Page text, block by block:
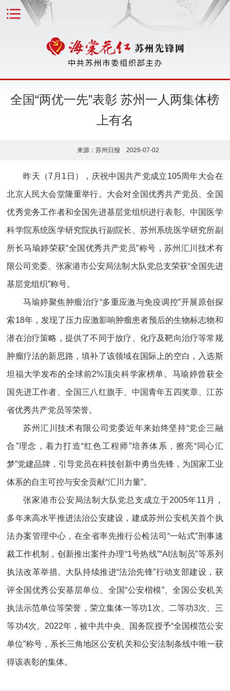
全国“两优一先”表彰 苏州一人两集体榜
上有名
来源：苏州日报 2026-07-02
昨天（7月1日），庆祝中国共产党成立105周年大会在
北京人民大会堂隆重举行。大会对全国优秀共产党员、全国
优秀党务工作者和全国先进基层党组织进行表彰。中国医学
科学院系统医学研究院执行副院长、苏州系统医学研究所副
所长马瑜婷荣获“全国优秀共产党员”称号，苏州汇川技术有
限公司党委、张家港市公安局法制大队党总支荣获“全国先进
基层党组织”称号。
马瑜婷聚焦肿瘤治疗“多重应激与免疫调控”开展原创探
索18年，发现了压力应激影响肿瘤患者预后的生物标志物和
潜在治疗策略，提供了不同于放疗、化疗及靶向治疗等常规
肿瘤疗法的新思路，填补了该领域在国际上的空白，入选斯
坦福大学发布的全球前2%顶尖科学家榜单。马瑜婷曾获全
国先进工作者、全国三八红旗手、中国青年五四奖章、江苏
省优秀共产党员等荣誉。
苏州汇川技术有限公司党委近年来始终坚持“党企三融
合”理念，着力打造“红色工程师”培养体系，擦亮“同心汇
梦”党建品牌，引导党员在科技创新中勇当先锋，为国家工业
体系的自主可控与安全贡献“汇川力量”。
张家港市公安局法制大队党总支成立于2005年11月，
多年来高水平推进法治公安建设，建成苏州公安机关首个执
法办案管理中心，在全省率先推行公检法司“一站式”刑事速
裁工作机制，创新推出案件办理“1号热线”“AI法制员”等系列
执法改革举措。大队持续推进“法治先锋”行动支部建设，获
评全国优秀公安基层单位、全国“公安楷模”、全国公安机关
执法示范单位等荣誉，荣立集体一等功1次、二等功3次、三
等功4次。2022年，被中共中央、国务院授予“全国模范公安
单位”称号，系长三角地区公安机关和公安法制条线中唯一获
得该表彰的集体。